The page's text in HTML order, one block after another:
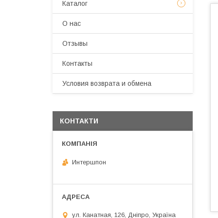
Каталог
О нас
Отзывы
Контакты
Условия возврата и обмена
КОНТАКТИ
Интершпон
ул. Канатная, 126, Дніпро, Україна